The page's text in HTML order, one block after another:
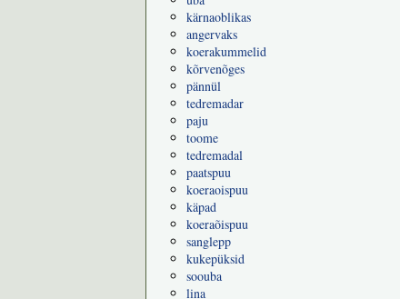
kärnaoblikas
angervaks
koerakummelid
kõrvenõges
pännül
tedremadar
paju
toome
tedremadal
paatspuu
koeraoispuu
käpad
koeraõispuu
sanglepp
kukepüksid
soouba
lina